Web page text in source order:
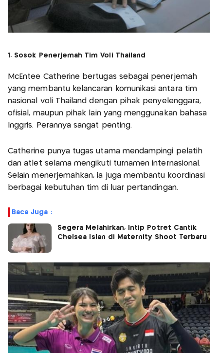
1. Sosok Penerjemah Tim Voli Thailand
McEntee Catherine bertugas sebagai penerjemah
yang membantu kelancaran komunikasi antara tim
nasional voli Thailand dengan pihak penyelenggara,
ofisial, maupun pihak lain yang menggunakan bahasa
Inggris. Perannya sangat penting.
Catherine punya tugas utama mendampingi pelatih
dan atlet selama mengikuti turnamen internasional.
Selain menerjemahkan, ia juga membantu koordinasi
berbagai kebutuhan tim di luar pertandingan.
Baca Juga :
Segera Melahirkan, Intip Potret Cantik
Chelsea Islan di Maternity Shoot Terbaru